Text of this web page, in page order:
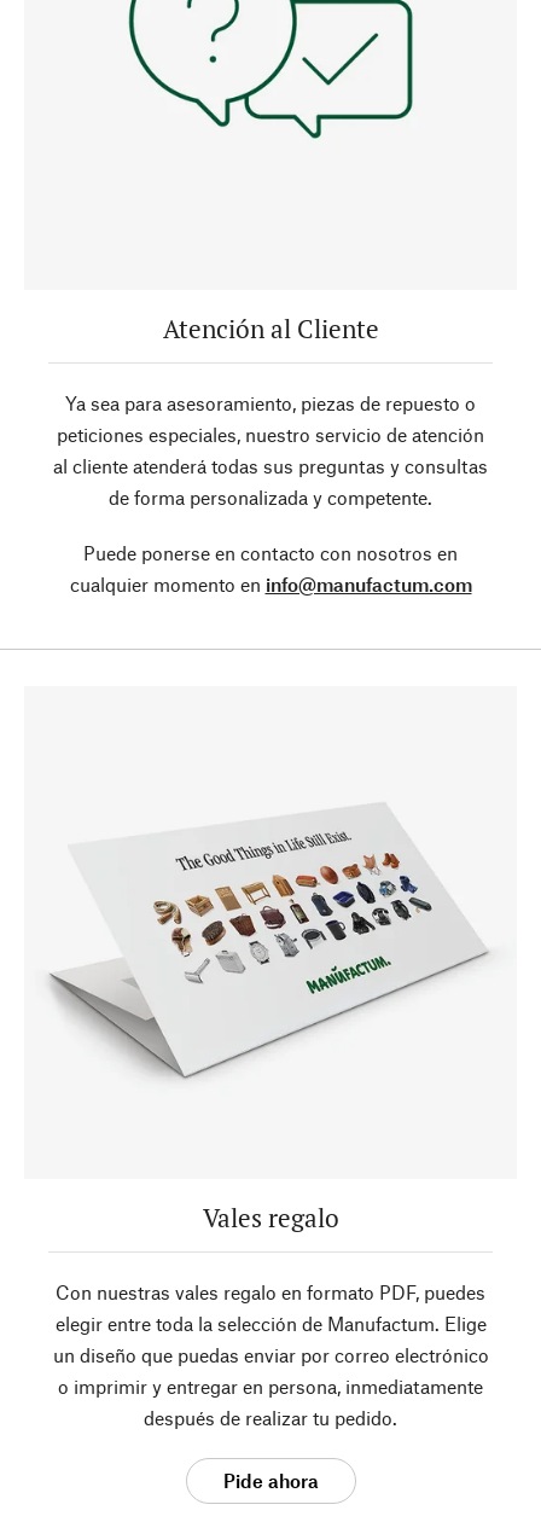
Atención al Cliente
Ya sea para asesoramiento, piezas de repuesto o
peticiones especiales, nuestro servicio de atención
al cliente atenderá todas sus preguntas y consultas
de forma personalizada y competente.
Puede ponerse en contacto con nosotros en
cualquier momento en info@manufactum.com
Vales regalo
Con nuestras vales regalo en formato PDF, puedes
elegir entre toda la selección de Manufactum. Elige
un diseño que puedas enviar por correo electrónico
o imprimir y entregar en persona, inmediatamente
después de realizar tu pedido.
Pide ahora